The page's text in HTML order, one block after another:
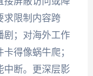
求限制内容跨
剧；对海外工作
得像蜗牛爬；
中断。更深层影